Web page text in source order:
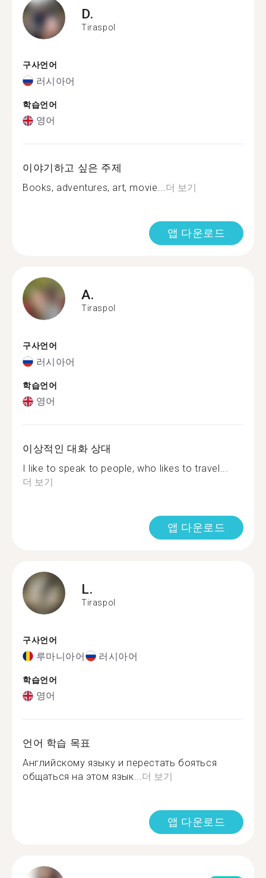
D.
Tiraspol
구사언어
러시아어
학습언어
영어
이야기하고 싶은 주제
Books, adventures, art, movie...더 보기
앱 다운로드
A.
Tiraspol
구사언어
러시아어
학습언어
영어
이상적인 대화 상대
I like to speak to people, who likes to travel...
더 보기
앱 다운로드
L.
Tiraspol
구사언어
루마니아어 러시아어
학습언어
영어
언어 학습 목표
Английскому языку и перестать бояться
общаться на этом язык...더 보기
앱 다운로드